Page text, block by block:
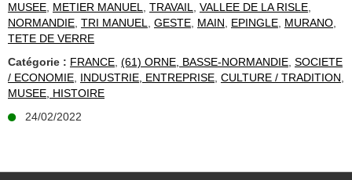
MUSEE, METIER MANUEL, TRAVAIL, VALLEE DE LA RISLE,
NORMANDIE, TRI MANUEL, GESTE, MAIN, EPINGLE, MURANO,
TETE DE VERRE
Catégorie : FRANCE, (61) ORNE, BASSE-NORMANDIE, SOCIETE
/ ECONOMIE, INDUSTRIE, ENTREPRISE, CULTURE / TRADITION,
MUSEE, HISTOIRE
24/02/2022